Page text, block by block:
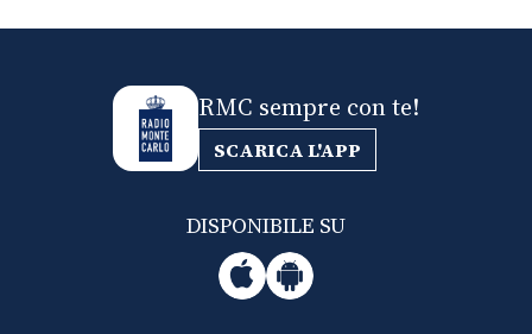
RMC sempre con te!
SCARICA L'APP
DISPONIBILE SU